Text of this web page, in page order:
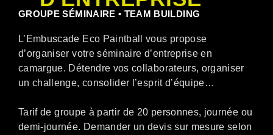
GROUPE SÉMINAIRE • TEAM BUILDING
L’Embuscade Eco Paintball vous propose
d’organiser votre séminaire d’entreprise en
camargue. Détendre vos collaborateurs, organiser
un challenge, consolider l’esprit d’équipe…
Tarif de groupe à partir de 20 personnes, journée ou
demi-journée. Demander un devis sur mesure selon